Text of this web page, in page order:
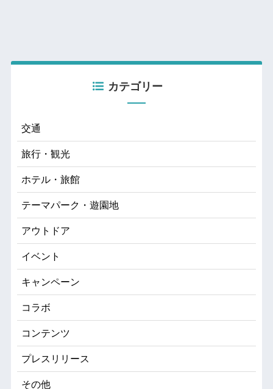
カテゴリー
交通
旅行・観光
ホテル・旅館
テーマパーク・遊園地
アウトドア
イベント
キャンペーン
コラボ
コンテンツ
プレスリリース
その他